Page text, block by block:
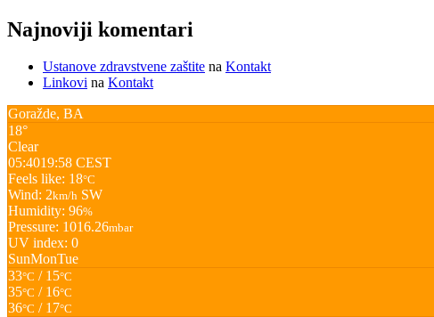
Najnoviji komentari
Ustanove zdravstvene zaštite na Kontakt
Linkovi na Kontakt
Goražde, BA
18°
Clear
05:4019:58 CEST
Feels like: 18°C
Wind: 2km/h SW
Humidity: 96%
Pressure: 1016.26mbar
UV index: 0
SunMonTue
33°C / 15°C
35°C / 16°C
36°C / 17°C